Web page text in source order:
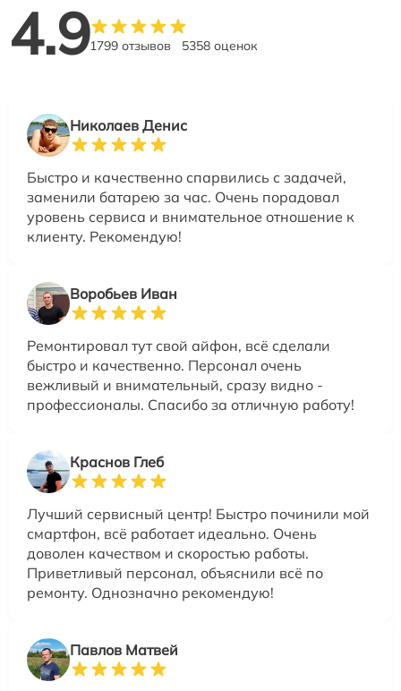
4.91799 отзывов 5358 оценок
Николаев Денис
Быстро и качественно спарвились с задачей,
заменили батарею за час. Очень порадовал
уровень сервиса и внимательное отношение к
клиенту. Рекомендую!
Воробьев Иван
Ремонтировал тут свой айфон, всё сделали
быстро и качественно. Персонал очень
вежливый и внимательный, сразу видно -
профессионалы. Спасибо за отличную работу!
Краснов Глеб
Лучший сервисный центр! Быстро починили мой
смартфон, всё работает идеально. Очень
доволен качеством и скоростью работы.
Приветливый персонал, объяснили всё по
ремонту. Однозначно рекомендую!
Павлов Матвей